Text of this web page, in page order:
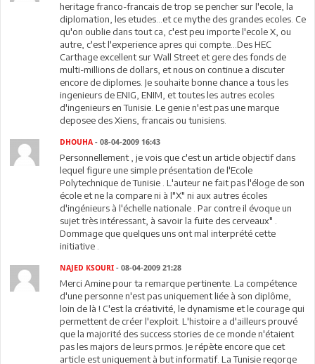
heritage franco-francais de trop se pencher sur l'ecole, la
diplomation, les etudes...et ce mythe des grandes ecoles. Ce
qu'on oublie dans tout ca, c'est peu importe l'ecole X, ou
autre, c'est l'experience apres qui compte...Des HEC
Carthage excellent sur Wall Street et gere des fonds de
multi-millions de dollars, et nous on continue a discuter
encore de diplomes. Je souhaite bonne chance a tous les
ingenieurs de ENIG, ENIM, et toutes les autres ecoles
d'ingenieurs en Tunisie. Le genie n'est pas une marque
deposee des Xiens, francais ou tunisiens.
DHOUHA - 08-04-2009 16:43
Personnellement , je vois que c'est un article objectif dans
lequel figure une simple présentation de l'Ecole
Polytechnique de Tunisie . L'auteur ne fait pas l'éloge de son
école et ne la compare ni à l"X" ni aux autres écoles
d'ingénieurs à l'échelle nationale . Par contre il évoque un
sujet très intéressant, à savoir la fuite des cerveaux" .
Dommage que quelques uns ont mal interprété cette
initiative .
NAJED KSOURI - 08-04-2009 21:28
Merci Amine pour ta remarque pertinente. La compétence
d'une personne n'est pas uniquement liée à son diplôme,
loin de là ! C'est la créativité, le dynamisme et le courage qui
permettent de créer l'exploit. L'histoire a d'ailleurs prouvé
que la majorité des success stories de ce monde n'étaient
pas les majors de leurs prmos. Je répète encore que cet
article est uniquement à but informatif. La Tunisie regorge